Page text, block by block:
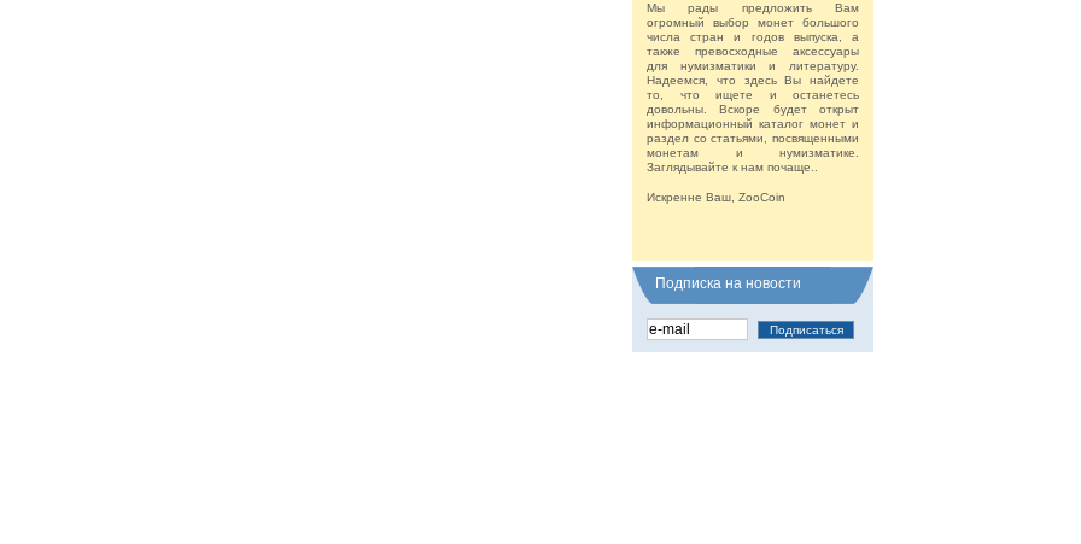
Мы рады предложить Вам
огромный выбор монет большого
числа стран и годов выпуска, а
также превосходные аксессуары
для нумизматики и литературу.
Надеемся, что здесь Вы найдете
то, что ищете и останетесь
довольны. Вскоре будет открыт
информационный каталог монет и
раздел со статьями, посвященными
монетам и нумизматике.
Заглядывайте к нам почаще..
Искренне Ваш, ZooCoin
Подписка на новости